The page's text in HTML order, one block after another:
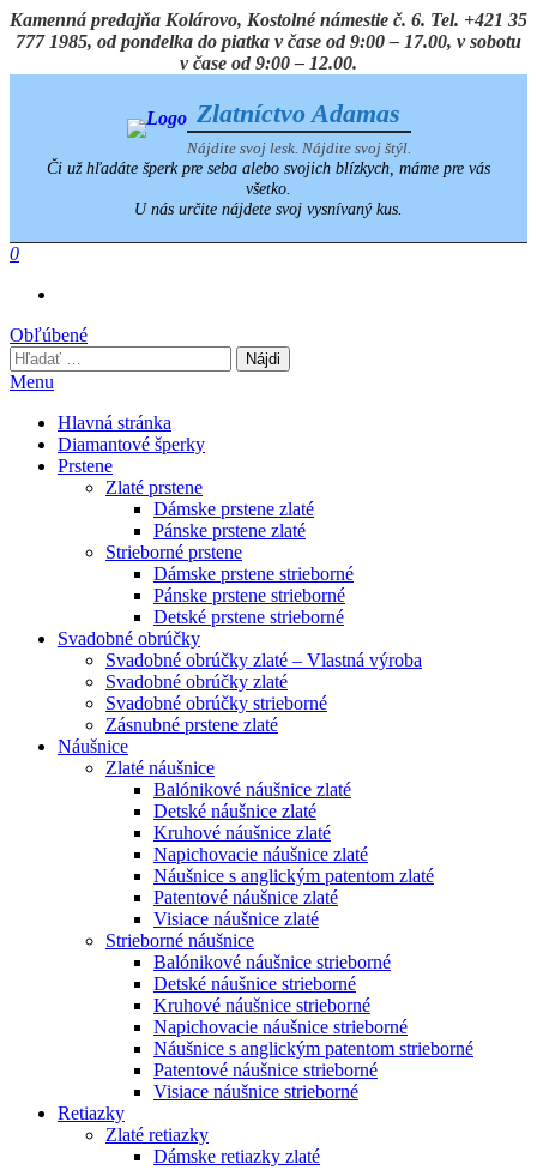
Preskočiť
na
Kamenná predajňa Kolárovo, Kostolné námestie č. 6. Tel. +421 35
777 1985, od pondelka do piatka v čase od 9:00 – 17.00, v sobotu
v čase od 9:00 – 12.00.
Zlatníctvo Adamas
Nájdite svoj lesk. Nájdite svoj štýl.
Či už hľadáte šperk pre seba alebo svojich blízkych, máme pre vás
všetko.
U nás určite nájdete svoj vysnívaný kus.
0
Obľúbené
Hľadať:
Menu
Hlavná stránka
Diamantové šperky
Prstene
Zlaté prstene
Dámske prstene zlaté
Pánske prstene zlaté
Strieborné prstene
Dámske prstene strieborné
Pánske prstene strieborné
Detské prstene strieborné
Svadobné obrúčky
Svadobné obrúčky zlaté – Vlastná výroba
Svadobné obrúčky zlaté
Svadobné obrúčky strieborné
Zásnubné prstene zlaté
Náušnice
Zlaté náušnice
Balónikové náušnice zlaté
Detské náušnice zlaté
Kruhové náušnice zlaté
Napichovacie náušnice zlaté
Náušnice s anglickým patentom zlaté
Patentové náušnice zlaté
Visiace náušnice zlaté
Strieborné náušnice
Balónikové náušnice strieborné
Detské náušnice strieborné
Kruhové náušnice strieborné
Napichovacie náušnice strieborné
Náušnice s anglickým patentom strieborné
Patentové náušnice strieborné
Visiace náušnice strieborné
Retiazky
Zlaté retiazky
Dámske retiazky zlaté